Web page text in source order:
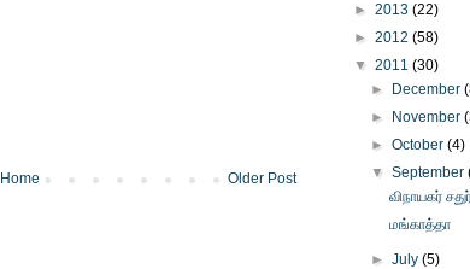
Older Post
Home
► 2013 (22)
► 2012 (58)
▼ 2011 (30)
►
December
►
November
►October(4)
▼September
விநாயகர்
மங்காத்தா
►July(5)